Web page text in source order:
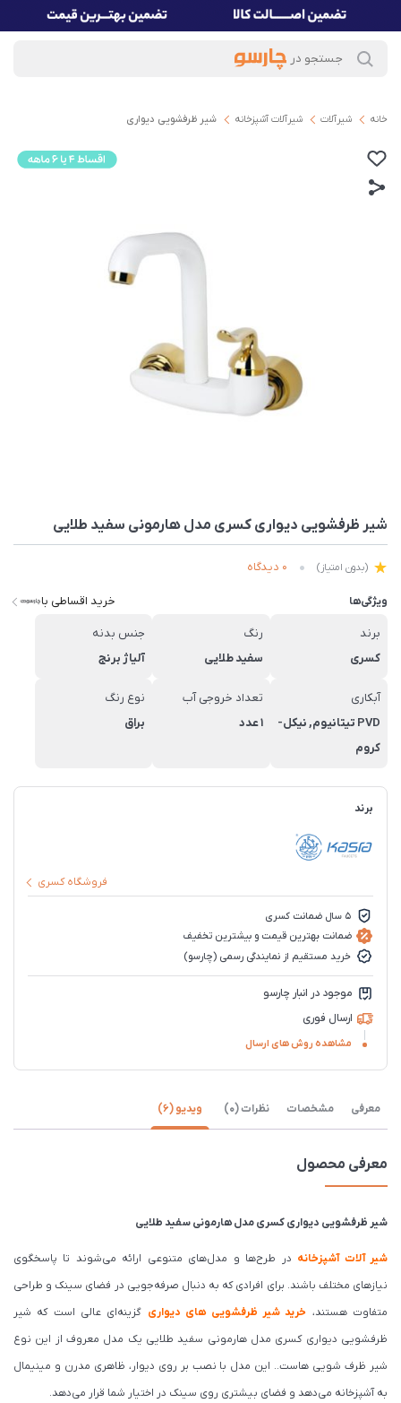
خانه شیرآلات شیرآلات آشپزخانه شیر ظرفشویی دیواری
شیر ظرفشویی دیواری کسری مدل هارمونی سفید طلایی
(بدون امتیاز) 0 دیدگاه
ویژگی‌ها خرید اقساطی با
برند
کسری
رنگ
سفید طلایی
جنس بدنه
آلیاژ برنج
آبکاری
PVD تیتانیوم, نیکل-
کروم
تعداد خروجی آب
1 عدد
نوع رنگ
براق
برند
فروشگاه کسری
5 سال ضمانت کسری
ضمانت بهترین قیمت و بیشترین تخفیف
خرید مستقیم از نمایندگی رسمی (چارسو)
موجود در انبار چارسو
ارسال فوری
مشاهده روش های ارسال
معرفی مشخصات نظرات (0) ویدیو (6)
معرفی محصول
شیر ظرفشویی دیواری کسری مدل هارمونی سفید طلایی
شیر آلات آشپزخانه در طرح‌ها و مدل‌های متنوعی ارائه می‌شوند تا پاسخگوی
نیازهای مختلف باشند. برای افرادی که به دنبال صرفه‌جویی در فضای سینک و طراحی
متفاوت هستند، خرید شیر ظرفشویی های دیواری گزینه‌ای عالی است که شیر
ظرفشویی دیواری کسری مدل هارمونی سفید طلایی یک مدل معروف از این نوع
شیر ظرف شویی هاست.. این مدل با نصب بر روی دیوار، ظاهری مدرن و مینیمال
به آشپزخانه می‌دهد و فضای بیشتری روی سینک در اختیار شما قرار می‌دهد.